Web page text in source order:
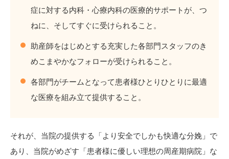
症に対する内科・心療内科の医療的サポートが、つ
ねに、そしてすぐに受けられること。
助産師をはじめとする充実した各部門スタッフのき
めこまやかなフォローが受けられること。
各部門がチームとなって患者様ひとりひとりに最適
な医療を組み立て提供すること。
それが、当院の提供する「より安全でしかも快適な分娩」で
あり、当院がめざす「患者様に優しい理想の周産期病院」な